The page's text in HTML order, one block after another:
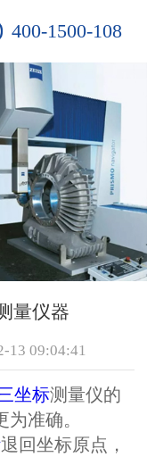
400-1500-108
量仪器
13 09:04:41
坐标测量仪的
准确。
退回坐标原点，